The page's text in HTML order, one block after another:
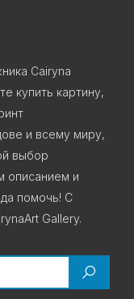
Cairyna
купить картину,
и всему миру,
выбор
описанием и
помочь! С
Gallery.